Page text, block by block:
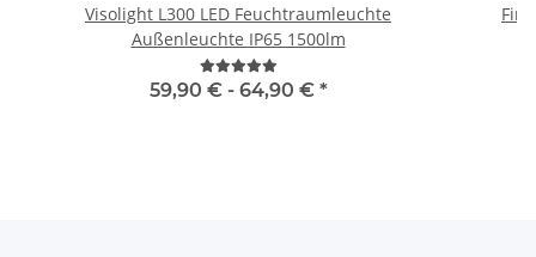
Visolight L300 LED Feuchtraumleuchte
Außenleuchte IP65 1500lm
59,90 € - 64,90 € *